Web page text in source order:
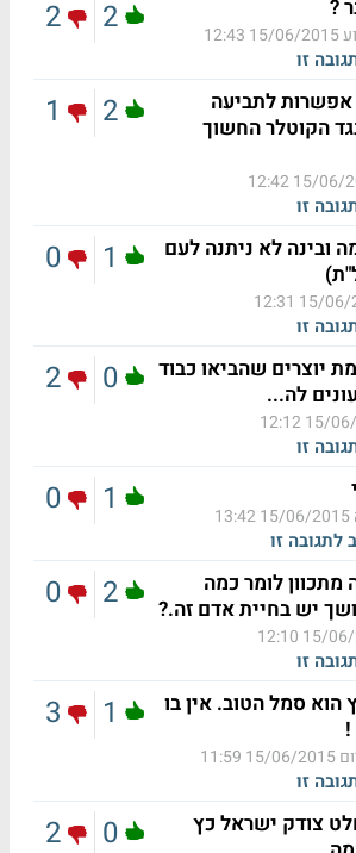
?
15/06/2015 12:43
זו
2
2
אפשרות לתביעה
הקוטלר החשוך
15/06/
זו
2
1
ובינה לא ניתנה לעם
15/06/
זו
1
0
יוצרים שהביאו כבוד
15/06/
זו
0
2
15/06/2015 13:42
לתגובה זו
1
0
לומר כמה
יש בחיית אדם זה.?
15/06/
זו
2
0
הוא סמל הטוב. אין בו
!
15/06/2015 11:59
זו
1
3
צודק ישראל כץ
0
2